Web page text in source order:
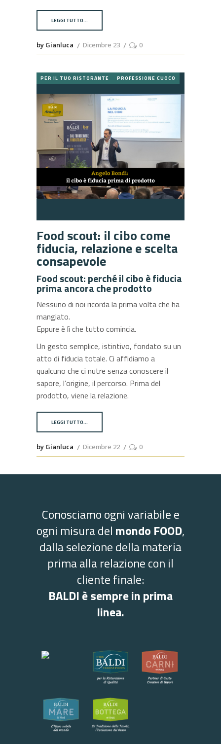
LEGGI TUTTO…
by Gianluca Dicembre 23 0
PER IL TUO RISTORANTE PROFESSIONE CUOCO
Food scout: il cibo come
fiducia, relazione e scelta
consapevole
Food scout: perché il cibo è fiducia
prima ancora che prodotto
Nessuno di noi ricorda la prima volta che ha
mangiato.
Eppure è lì che tutto comincia.
Un gesto semplice, istintivo, fondato su un
atto di fiducia totale. Ci affidiamo a
qualcuno che ci nutre senza conoscere il
sapore, l’origine, il percorso. Prima del
prodotto, viene la relazione.
LEGGI TUTTO…
by Gianluca Dicembre 22 0
Conosciamo ogni variabile e
ogni misura del mondo FOOD,
dalla selezione della materia
prima alla relazione con il
cliente finale:
BALDI è sempre in prima
linea.